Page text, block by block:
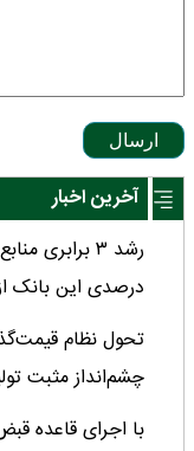
ارسال
آخرین اخبار
درصدی این بانک
تحول نظام
چشم‌انداز مثبت
با اجرای قاعده قبض انبار ۳.۵ میلیون تن